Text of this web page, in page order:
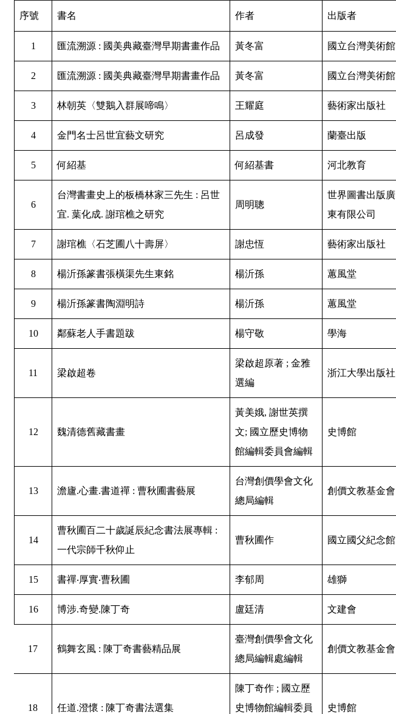
序號 書名 作者 出版者
1 匯流溯源 : 國美典藏臺灣早期書畫作品 黃冬富 國立台灣美術館
2 匯流溯源 : 國美典藏臺灣早期書畫作品 黃冬富 國立台灣美術館
3 林朝英〈雙鵝入群展啼鳴〉 王耀庭 藝術家出版社
4 金門名士呂世宜藝文研究 呂成發 蘭臺出版
5 何紹基 何紹基書 河北教育
6
台灣書畫史上的板橋林家三先生 : 呂世
宜. 葉化成. 謝琯樵之研究
周明聰
世界圖書出版廣
東有限公司
7 謝琯樵〈石芝圃八十壽屏〉 謝忠恆 藝術家出版社
8 楊沂孫篆書張橫渠先生東銘 楊沂孫 蕙風堂
9 楊沂孫篆書陶淵明詩 楊沂孫 蕙風堂
10 鄰蘇老人手書題跋 楊守敬 學海
11 梁啟超卷
梁啟超原著 ; 金雅
選編
浙江大學出版社
12 魏清德舊藏書畫
黃美娥, 謝世英撰
文; 國立歷史博物
館編輯委員會編輯
史博館
13 澹廬.心畫.書道禪 : 曹秋圃書藝展
台灣創價學會文化
總局編輯
創價文教基金會
14
曹秋圃百二十歲誕辰紀念書法展專輯 :
一代宗師千秋仰止
曹秋圃作 國立國父紀念館
15 書禪‧厚實‧曹秋圃 李郁周 雄獅
16 博涉.奇變.陳丁奇 盧廷清 文建會
17 鶴舞玄風 : 陳丁奇書藝精品展
臺灣創價學會文化
總局編輯處編輯
創價文教基金會
18 任道.澄懷 : 陳丁奇書法選集
陳丁奇作 ; 國立歷
史博物館編輯委員
史博館